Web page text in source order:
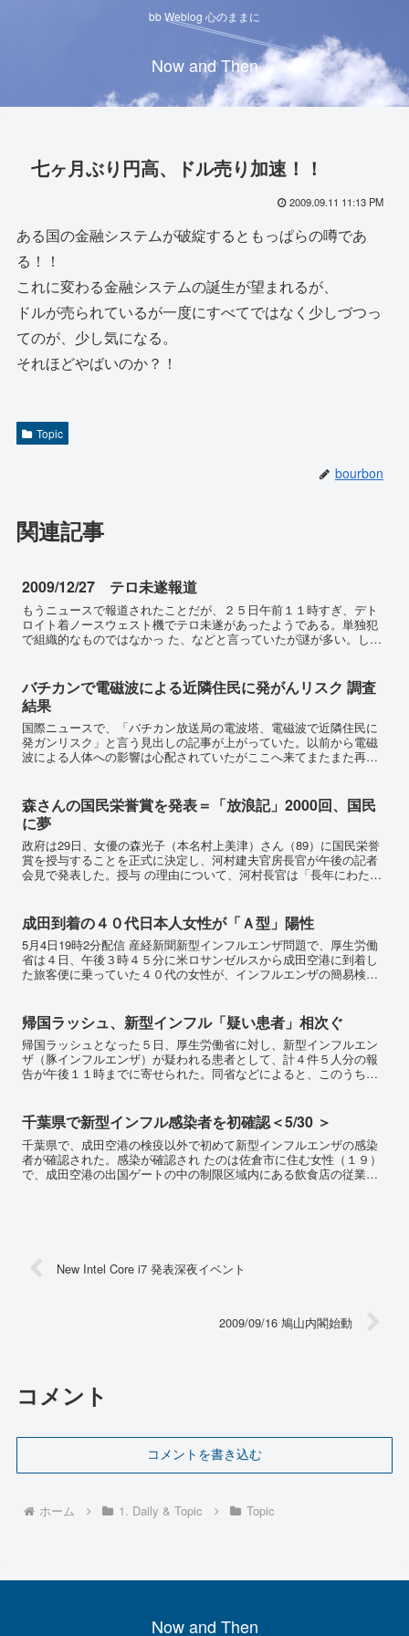
bb Weblog 心のままに
Now and Then
七ヶ月ぶり円高、ドル売り加速！！
2009.09.11 11:13 PM
ある国の金融システムが破綻するともっぱらの噂であ
る！！
これに変わる金融システムの誕生が望まれるが、
ドルが売られているが一度にすべてではなく少しづつっ
てのが、少し気になる。
それほどやばいのか？！
Topic
bourbon
関連記事
2009/12/27 テロ未遂報道
もうニュースで報道されたことだが、２５日午前１１時すぎ、デト
ロイト着ノースウェスト機でテロ未遂があったようである。単独犯
で組織的なものではなかっ た、などと言っていたが謎が多い。しか
バチカンで電磁波による近隣住民に発がんリスク 調査
結果
国際ニュースで、「バチカン放送局の電波塔、電磁波で近隣住民に
発ガンリスク」と言う見出しの記事が上がっていた。以前から電磁
波による人体への影響は心配されていたがここへ来てまたまた再燃
森さんの国民栄誉賞を発表＝「放浪記」2000回、国民
に夢
政府は29日、女優の森光子（本名村上美津）さん（89）に国民栄誉
賞を授与することを正式に決定し、河村建夫官房長官が午後の記者
会見で発表した。授与 の理由について、河村長官は「長年にわたり
成田到着の４０代日本人女性が「Ａ型」陽性
5月4日19時2分配信 産経新聞新型インフルエンザ問題で、厚生労働
省は４日、午後３時４５分に米ロサンゼルスから成田空港に到着し
た旅客便に乗っていた４０代の女性が、インフルエンザの簡易検査
帰国ラッシュ、新型インフル「疑い患者」相次ぐ
帰国ラッシュとなった５日、厚生労働省に対し、新型インフルエン
ザ（豚インフルエンザ）が疑われる患者として、計４件５人分の報
告が午後１１時までに寄せられた。同省などによると、このうち１
千葉県で新型インフル感染者を初確認＜5/30 ＞
千葉県で、成田空港の検疫以外で初めて新型インフルエンザの感染
者が確認された。感染が確認され たのは佐倉市に住む女性（１９）
で、成田空港の出国ゲートの中の制限区域内にある飲食店の従業
New Intel Core i7 発表深夜イベント
2009/09/16 鳩山内閣始動
コメント
コメントを書き込む
ホーム 1. Daily & Topic Topic
Now and Then